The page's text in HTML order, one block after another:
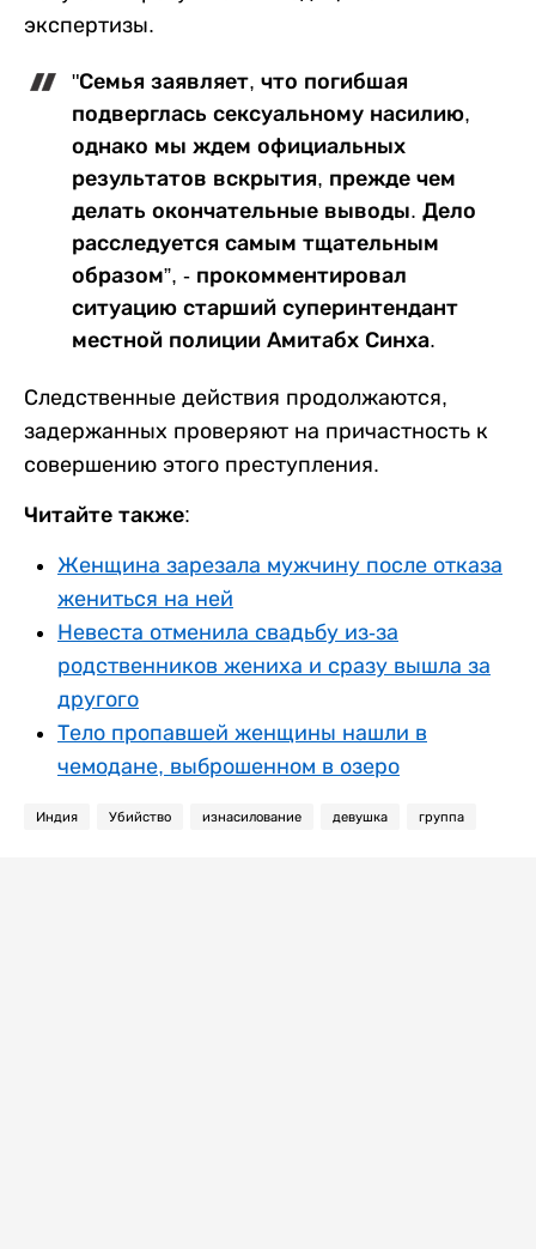
экспертизы.
"Семья заявляет, что погибшая
подверглась сексуальному насилию,
однако мы ждем официальных
результатов вскрытия, прежде чем
делать окончательные выводы. Дело
расследуется самым тщательным
образом”, - прокомментировал
ситуацию старший суперинтендант
местной полиции Амитабх Синха.
Следственные действия продолжаются,
задержанных проверяют на причастность к
совершению этого преступления.
Читайте также:
Женщина зарезала мужчину после отказа
жениться на ней
Невеста отменила свадьбу из-за
родственников жениха и сразу вышла за
другого
Тело пропавшей женщины нашли в
чемодане, выброшенном в озеро
Индия Убийство изнасилование девушка группа